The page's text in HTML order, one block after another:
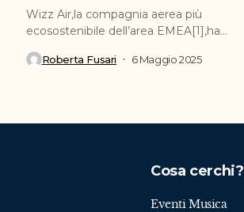
Wizz Air,la compagnia aerea più
ecosostenibile dell’area EMEA[1],ha
Roberta Fusari 6 Maggio 2025
Cosa cerchi?
Eventi Musica